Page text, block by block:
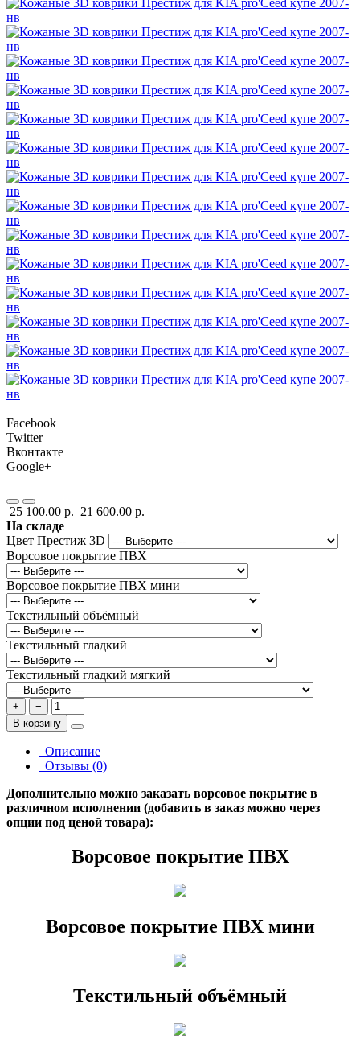
Facebook
Twitter
Вконтакте
Google+
25 100.00 р. 21 600.00 р.
На складе
Цвет Престиж 3D
Ворсовое покрытие ПВХ
Ворсовое покрытие ПВХ мини
Текстильный объёмный
Текстильный гладкий
Текстильный гладкий мягкий
+
−
В корзину
Описание
Отзывы (0)
Дополнительно можно заказать ворсовое покрытие в
различном исполнении (добавить в заказ можно через
опции под ценой товара):
Ворсовое покрытие ПВХ
Ворсовое покрытие ПВХ мини
Текстильный объёмный